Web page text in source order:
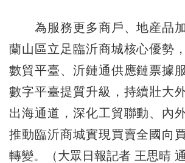
為服務更多商戶、地産品加
蘭山區立足臨沂商城核心優勢
數貿平臺、沂鏈通供應鏈票據
數字平臺提質升級，持續壯大
出海通道，深化工貿聯動、內
推動臨沂商城實現買賣全國向
轉變。（大眾日報記者 王思晴